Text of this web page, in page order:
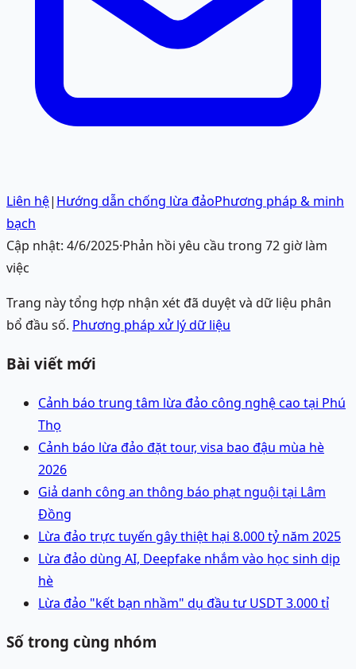
Liên hệ| Hướng dẫn chống lừa đảoPhương pháp & minh
bạch
Cập nhật: 4/6/2025·Phản hồi yêu cầu trong 72 giờ làm
việc
Trang này tổng hợp nhận xét đã duyệt và dữ liệu phân
bổ đầu số. Phương pháp xử lý dữ liệu
Bài viết mới
Cảnh báo trung tâm lừa đảo công nghệ cao tại Phú
Thọ
Cảnh báo lừa đảo đặt tour, visa bao đậu mùa hè
2026
Giả danh công an thông báo phạt nguội tại Lâm
Đồng
Lừa đảo trực tuyến gây thiệt hại 8.000 tỷ năm 2025
Lừa đảo dùng AI, Deepfake nhắm vào học sinh dịp
hè
Lừa đảo "kết bạn nhầm" dụ đầu tư USDT 3.000 tỉ
Số trong cùng nhóm